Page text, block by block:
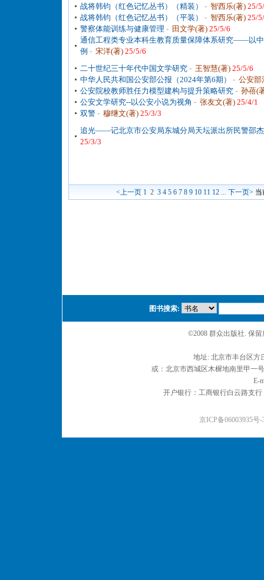
战将韩钧（红色记忆丛书）（精装）
- 智西乐(著) 25/
战将韩钧（红色记忆丛书）（平装）
- 智西乐(著) 25/
警察体能训练与健康管理 - 田文学(著) 25/5/6
通信工程类专业本科生教育质量保障体系研究——以
例 - 宋洋(著) 25/5/6
二十世纪三十年代中国文学研究 - 王智慧(著) 25/5/6
中华人民共和国公安部公报（2024年第6期）
- 公安部
公安院校教师胜任力模型建构与提升策略研究 - 孙蓓(
公安文学研究--以公安小说为视角 - 张友文(著) 25/4/1
双警 - 穆继文(著) 25/3/3
追光——记北京市公安局东城分局天坛派出所民警邵杰
25/3/3
<上一页 1 2 3 4 5 6 7 8 9 10 11 12 ... 下一页> 当
图书搜索:
©2008 群众出版社. 保
地址: 北京市丰台区
或：北京市西城区木樨地南里甲一
E-
开户银行：工商银行白云路支
京ICP备06003935号-